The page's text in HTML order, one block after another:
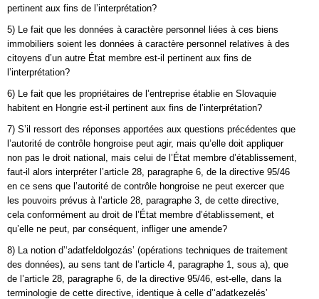
pertinent aux fins de l’interprétation?
5) Le fait que les données à caractère personnel liées à ces biens
immobiliers soient les données à caractère personnel relatives à des
citoyens d’un autre État membre est-il pertinent aux fins de
l’interprétation?
6) Le fait que les propriétaires de l’entreprise établie en Slovaquie
habitent en Hongrie est-il pertinent aux fins de l’interprétation?
7) S’il ressort des réponses apportées aux questions précédentes que
l’autorité de contrôle hongroise peut agir, mais qu’elle doit appliquer
non pas le droit national, mais celui de l’État membre d’établissement,
faut-il alors interpréter l’article 28, paragraphe 6, de la directive 95/46
en ce sens que l’autorité de contrôle hongroise ne peut exercer que
les pouvoirs prévus à l’article 28, paragraphe 3, de cette directive,
cela conformément au droit de l’État membre d’établissement, et
qu’elle ne peut, par conséquent, infliger une amende?
8) La notion d’‘adatfeldolgozás’ (opérations techniques de traitement
des données), au sens tant de l’article 4, paragraphe 1, sous a), que
de l’article 28, paragraphe 6, de la directive 95/46, est-elle, dans la
terminologie de cette directive, identique à celle d’‘adatkezelés’